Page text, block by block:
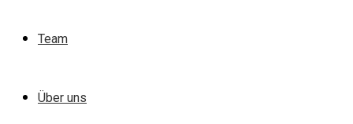
Team
Über uns